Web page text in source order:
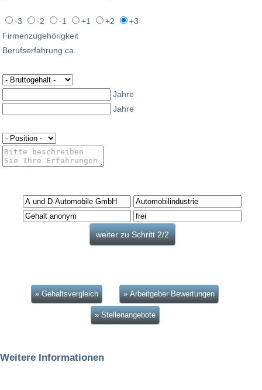
-3 -2 -1 +1 +2
+3
Firmenzugehörigkeit
Berufserfahrung ca.
Jahre
Jahre
» Gehaltsvergleich » Arbeitgeber Bewertungen
» Stellenangebote
Weitere Informationen